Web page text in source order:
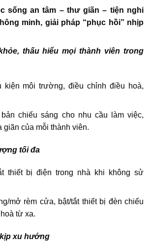
sống an tâm – thư giãn – tiện nghi
minh, giải pháp “phục hồi” nhịp
thấu hiểu mọi thành viên trong
kiện môi trường, điều chỉnh điều hoà,
chiếu sáng cho nhu cầu làm việc,
giãn của mỗi thành viên.
tối đa
thiết bị điện trong nhà khi không sử
mở rèm cửa, bật/tắt thiết bị đèn chiếu
từ xa.
xu hướng